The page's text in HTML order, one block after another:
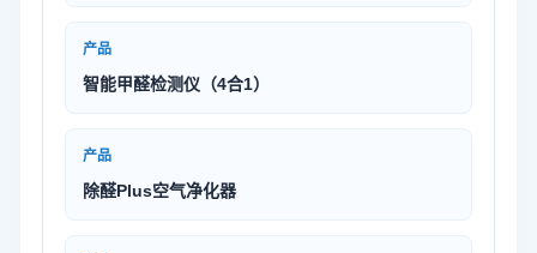
产品
智能甲醛检测仪（4合1）
产品
除醛Plus空气净化器